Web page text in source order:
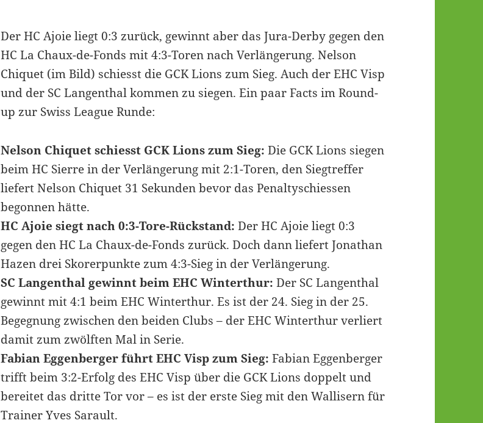
Der HC Ajoie liegt 0:3 zurück, gewinnt aber das Jura-Derby gegen den
HC La Chaux-de-Fonds mit 4:3-Toren nach Verlängerung. Nelson
Chiquet (im Bild) schiesst die GCK Lions zum Sieg. Auch der EHC Visp
und der SC Langenthal kommen zu siegen. Ein paar Facts im Round-
up zur Swiss League Runde:
Nelson Chiquet schiesst GCK Lions zum Sieg: Die GCK Lions siegen
beim HC Sierre in der Verlängerung mit 2:1-Toren, den Siegtreffer
liefert Nelson Chiquet 31 Sekunden bevor das Penaltyschiessen
begonnen hätte.
HC Ajoie siegt nach 0:3-Tore-Rückstand: Der HC Ajoie liegt 0:3
gegen den HC La Chaux-de-Fonds zurück. Doch dann liefert Jonathan
Hazen drei Skorerpunkte zum 4:3-Sieg in der Verlängerung.
SC Langenthal gewinnt beim EHC Winterthur: Der SC Langenthal
gewinnt mit 4:1 beim EHC Winterthur. Es ist der 24. Sieg in der 25.
Begegnung zwischen den beiden Clubs – der EHC Winterthur verliert
damit zum zwölften Mal in Serie.
Fabian Eggenberger führt EHC Visp zum Sieg:Fabian Eggenberger
trifft beim 3:2-Erfolg des EHC Visp über die GCK Lions doppelt und
bereitet das dritte Tor vor – es ist der erste Sieg mit den Wallisern für
Trainer Yves Sarault.